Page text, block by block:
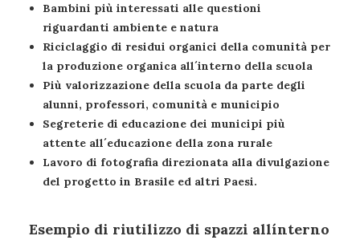
Bambini più interessati alle questioni
riguardanti ambiente e natura
Riciclaggio di residui organici della comunità per
la produzione organica all´interno della scuola
Più valorizzazione della scuola da parte degli
alunni, professori, comunità e municipio
Segreterie di educazione dei municipi più
attente all´educazione della zona rurale
Lavoro di fotografia direzionata alla divulgazione
del progetto in Brasile ed altri Paesi.
Esempio di riutilizzo di spazzi allínterno